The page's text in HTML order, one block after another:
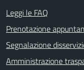
Leggi le FAQ
Prenotazione
Segnalazione
Amministrazione